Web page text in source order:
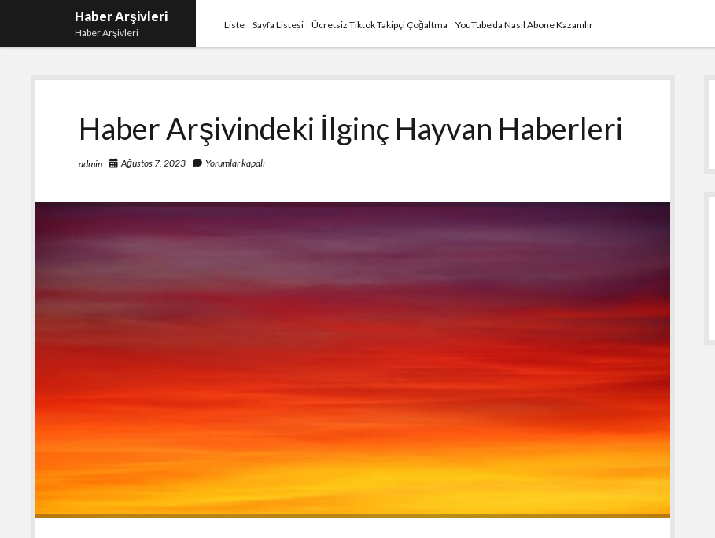
Haber Arşivleri
Haber Arşivleri
Liste Sayfa Listesi Ücretsiz Tiktok Takipçi Çoğaltma YouTube’da Nasıl Abone Kazanılır
Arşivleri
Haber Arşivindeki İlginç Hayvan Haberleri
admin Ağustos 7, 2023 Yorumlar kapalı